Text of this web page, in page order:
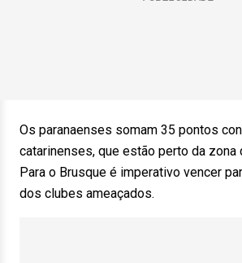
Os paranaenses somam 35 pontos
catarinenses, que estão perto da zona
Para o Brusque é imperativo vencer
dos clubes ameaçados.